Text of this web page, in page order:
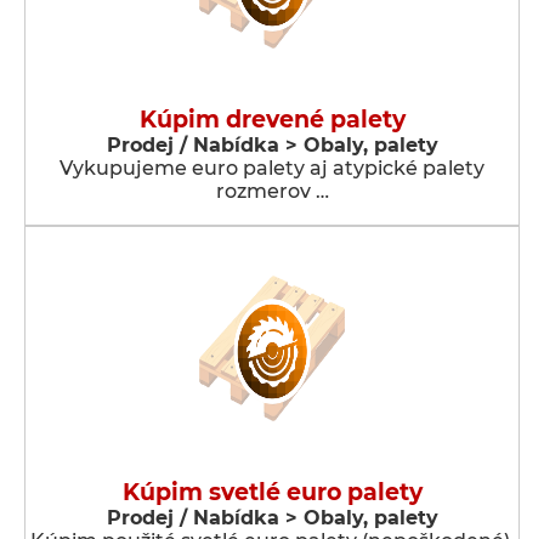
Kúpim drevené palety
Prodej / Nabídka > Obaly, palety
Vykupujeme euro palety aj atypické palety
rozmerov …
Kúpim svetlé euro palety
Prodej / Nabídka > Obaly, palety